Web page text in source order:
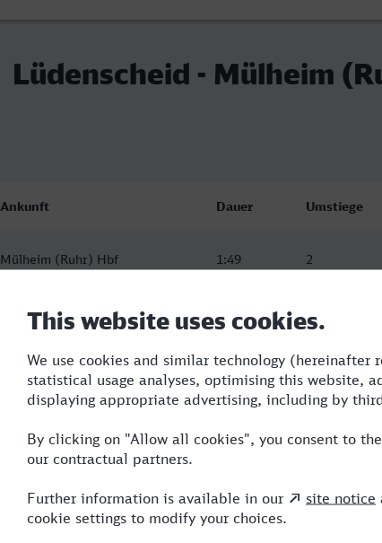
Lüdenscheid - Mülheim
Ankunft Dauer Umstiege
Mülheim (Ruhr) Hbf
1:49 2
Mülheim (Ruhr) Hbf
21.08.26
21.08.26
20:14